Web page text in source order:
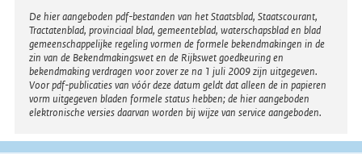
Disclaimer
De hier aangeboden pdf-bestanden van het Staatsblad, Staatscourant,
Tractatenblad, provinciaal blad, gemeenteblad, waterschapsblad en blad
gemeenschappelijke regeling vormen de formele bekendmakingen in de
zin van de Bekendmakingswet en de Rijkswet goedkeuring en
bekendmaking verdragen voor zover ze na 1 juli 2009 zijn uitgegeven.
Voor pdf-publicaties van vóór deze datum geldt dat alleen de in papieren
vorm uitgegeven bladen formele status hebben; de hier aangeboden
elektronische versies daarvan worden bij wijze van service aangeboden.